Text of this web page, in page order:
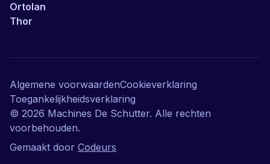
Ortolan
Thor
© 2026 Machines De Schutter. Alle rechten
voorbehouden.
Gemaakt door Codeurs
Algemene voorwaardenCookieverklaring
Toegankelijkheidsverklaring